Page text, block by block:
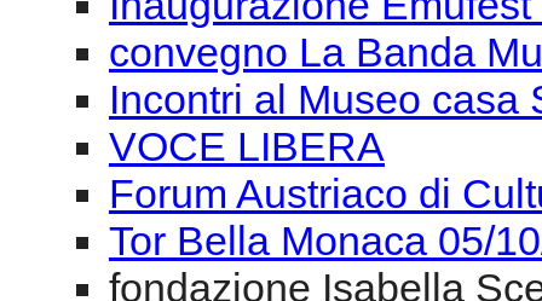
convegno La Banda
Incontri al Museo casa
VOCE LIBERA
Forum Austriaco di
Tor Bella Monaca 05/
fondazione Isabella